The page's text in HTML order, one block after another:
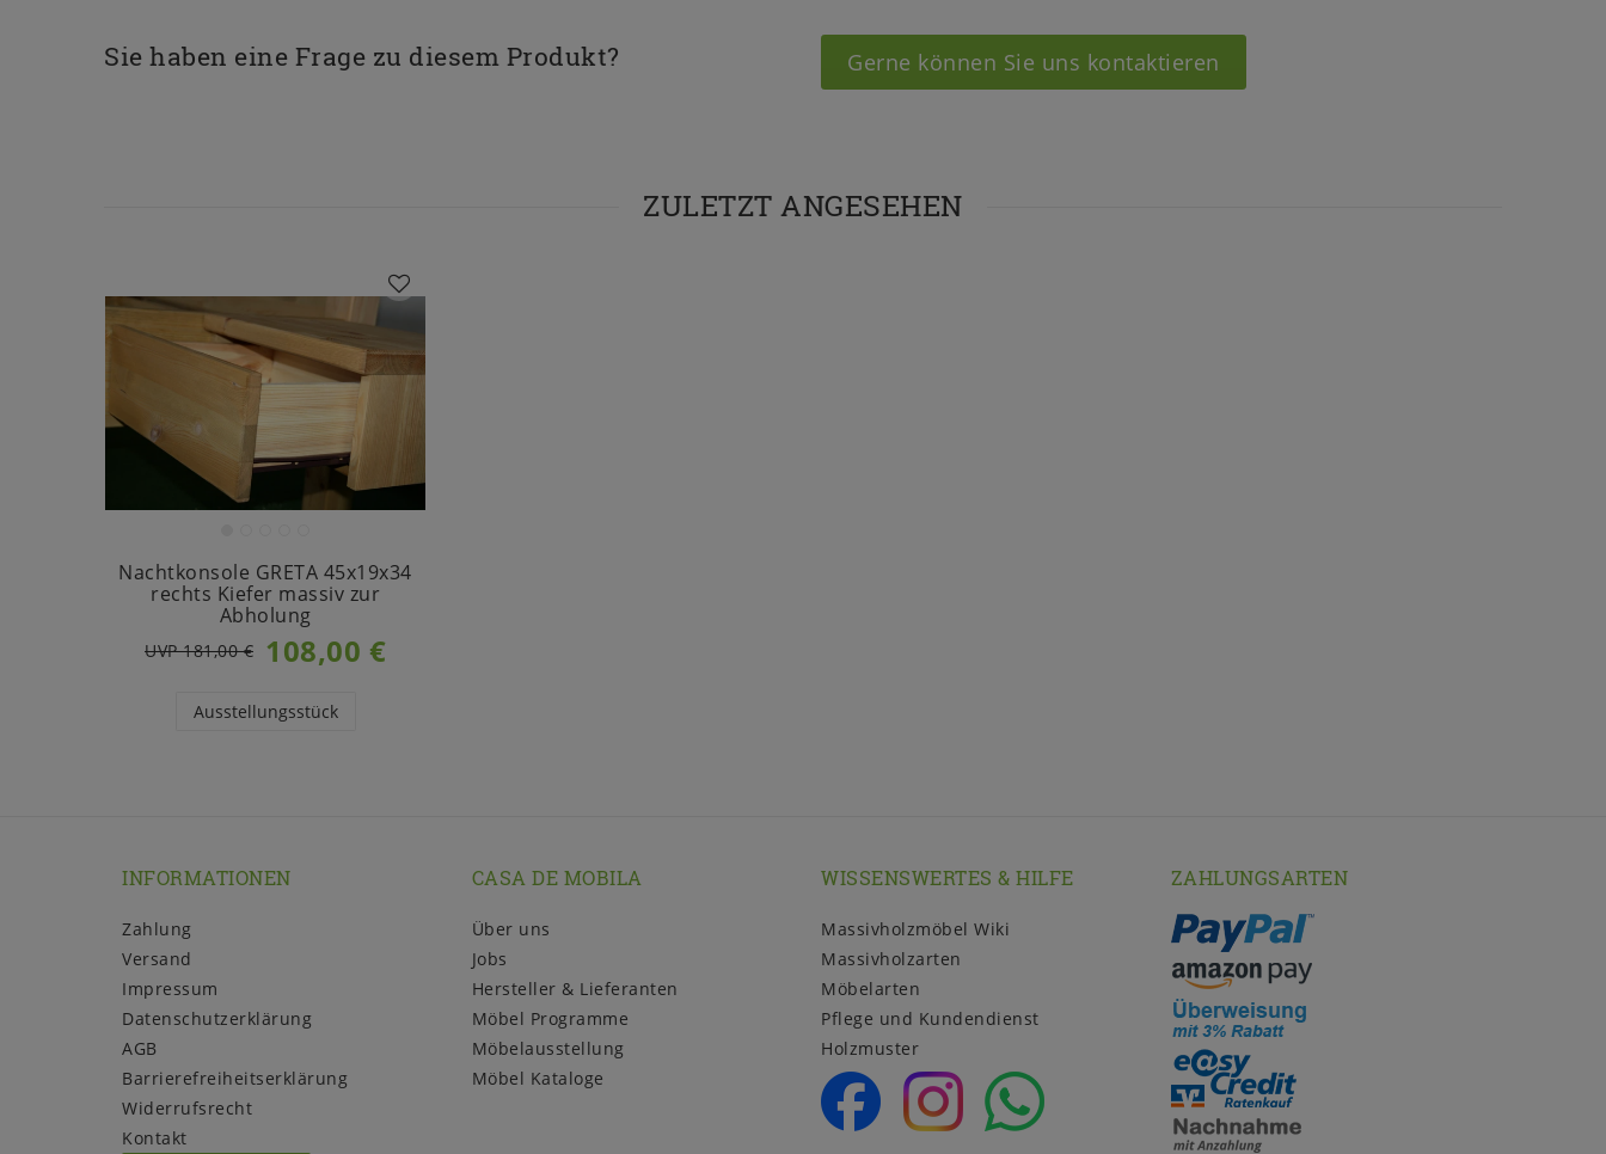
Sie haben eine Frage zu diesem Produkt? Gerne können Sie uns kontaktieren
ZULETZT ANGESEHEN
Nachtkonsole GRETA 45x19x34
rechts Kiefer massiv zur
Abholung
UVP 181,00 € 108,00 €
Ausstellungsstück
INFORMATIONEN
Zahlung
Versand
Impressum
Daten­schutz­erklärung
AGB
Barrierefreiheitserklärung
Widerrufs­recht
Kontakt
CASA DE MOBILA
Über uns
Jobs
Hersteller & Lieferanten
Möbel Programme
Möbelausstellung
Möbel Kataloge
WISSENSWERTES & HILFE
Massivholzmöbel Wiki
Massivholzarten
Möbelarten
Pflege und Kundendienst
Holzmuster
ZAHLUNGSARTEN